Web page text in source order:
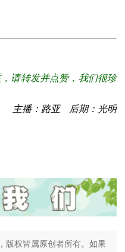
请转发并点赞，我们很珍
主播：路亚 后期：光明
版权皆属原创者所有。如果